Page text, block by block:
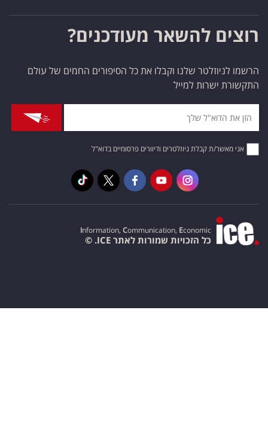
רוצים להשאר מעודכנים?
הרשמו לניוזלטר שלנו וקבלו את כל הסיפורים החמים של עולם
התקשורת ישרות למייל
אני מאשר/ת קבלת ניוזלטרים ודיוורים פרסומיים בדוא"ל
Information, Communication, Economic
כל הזכויות שמורות לאתר ICE. ©